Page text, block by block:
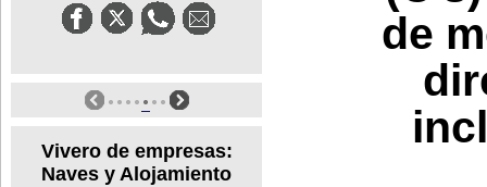
Vivero de empresas:
Naves y Alojamiento
de